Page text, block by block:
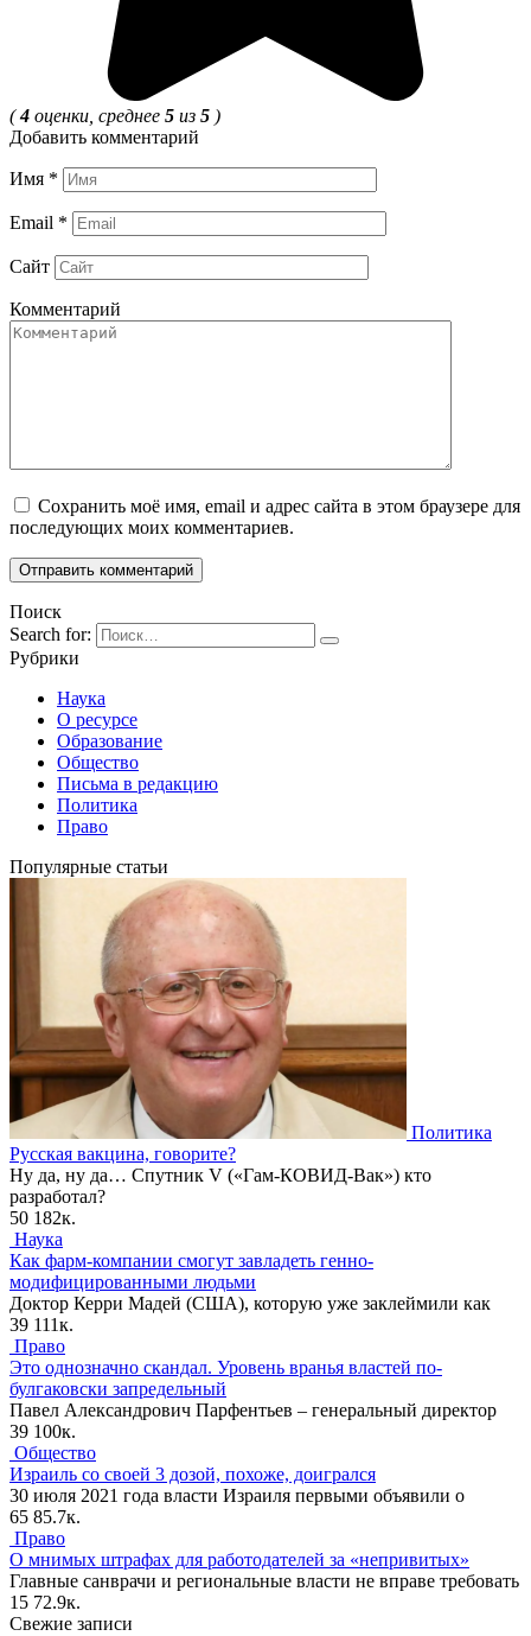
(4 оценки, среднее 5 из 5 )
Добавить комментарий
Имя *
Email *
Сайт
Комментарий
Сохранить моё имя, email и адрес сайта в этом браузере для
последующих моих комментариев.
Поиск
Search for:
Рубрики
Наука
О ресурсе
Образование
Общество
Письма в редакцию
Политика
Право
Популярные статьи
Политика
Русская вакцина, говорите?
Ну да, ну да… Спутник V («Гам-КОВИД-Вак») кто
разработал?
50 182к.
Наука
Как фарм-компании смогут завладеть генно-
модифицированными людьми
Доктор Керри Мадей (США), которую уже заклеймили как
39 111к.
Право
Это однозначно скандал. Уровень вранья властей по-
булгаковски запредельный
Павел Александрович Парфентьев – генеральный директор
39 100к.
Общество
Израиль со своей 3 дозой, похоже, доигрался
30 июля 2021 года власти Израиля первыми объявили о
65 85.7к.
Право
О мнимых штрафах для работодателей за «непривитых»
Главные санврачи и региональные власти не вправе требовать
15 72.9к.
Свежие записи